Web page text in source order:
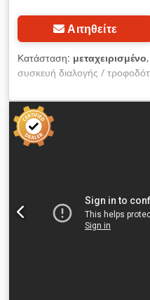
Αιτηθείτε
Κατάσταση: μεταχειρισμένο
συσκευή διαλογής /
RNA Δονητικός τροφοδότης
τροφοδότης κοχλία με
βιδώματος Σύστημα
Κατασκευαστής: RNA
SRC-B200-2R Έτος
Συνολικό ύψος (κίνηση +
Σύνδεση δικτύου: 230 Volt,
τύπου ESG 90 για